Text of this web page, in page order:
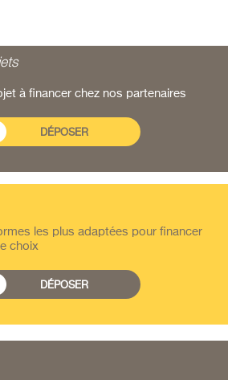
à financer chez nos partenaires
DÉPOSER
les plus adaptées pour financer
choix
DÉPOSER